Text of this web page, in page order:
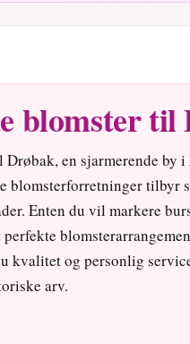
blomster
en sjarmerende by
blomsterforretninger tilbyr
Enten du vil markere
kvalitet og personlig
arv.